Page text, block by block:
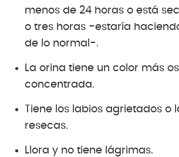
menos de 24 horas o está
o tres horas -estaría
de lo normal-.
La orina tiene un color más
concentrada.
Tiene los labios agrietados o
resecas.
Llora y no tiene lágrimas.